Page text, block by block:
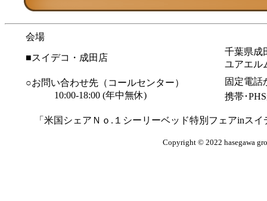
会場
■スイデコ・成田店
千葉県成
ユアエル
○お問い合わせ先（コールセンター）
10:00-18:00 (年中無休)
固定電
携帯･
「米国シェアＮｏ.１シーリーベッド特別フェアinス
Copyright © 2022 hasegawa